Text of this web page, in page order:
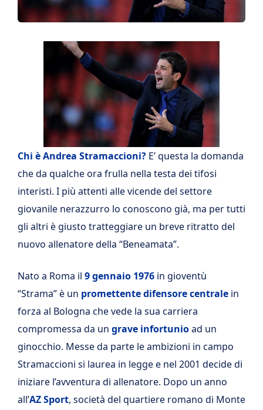
Chi è Andrea Stramaccioni? E’ questa la domanda
che da qualche ora frulla nella testa dei tifosi
interisti. I più attenti alle vicende del settore
giovanile nerazzurro lo conoscono già, ma per tutti
gli altri è giusto tratteggiare un breve ritratto del
nuovo allenatore della “Beneamata”.
Nato a Roma il 9 gennaio 1976 in gioventù
“Strama” è un promettente difensore centrale in
forza al Bologna che vede la sua carriera
compromessa da un grave infortunioad un
ginocchio. Messe da parte le ambizioni in campo
Stramaccioni si laurea in legge e nel 2001 decide di
iniziare l’avventura di allenatore. Dopo un anno
all’AZ Sport, società del quartiere romano di Monte